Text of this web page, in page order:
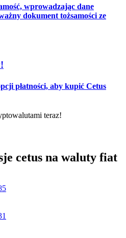
rentowność
wprowadzając dane
dokument tożsamości ze
płatności, aby kupić Cetus
teraz!
cetus na waluty fiat